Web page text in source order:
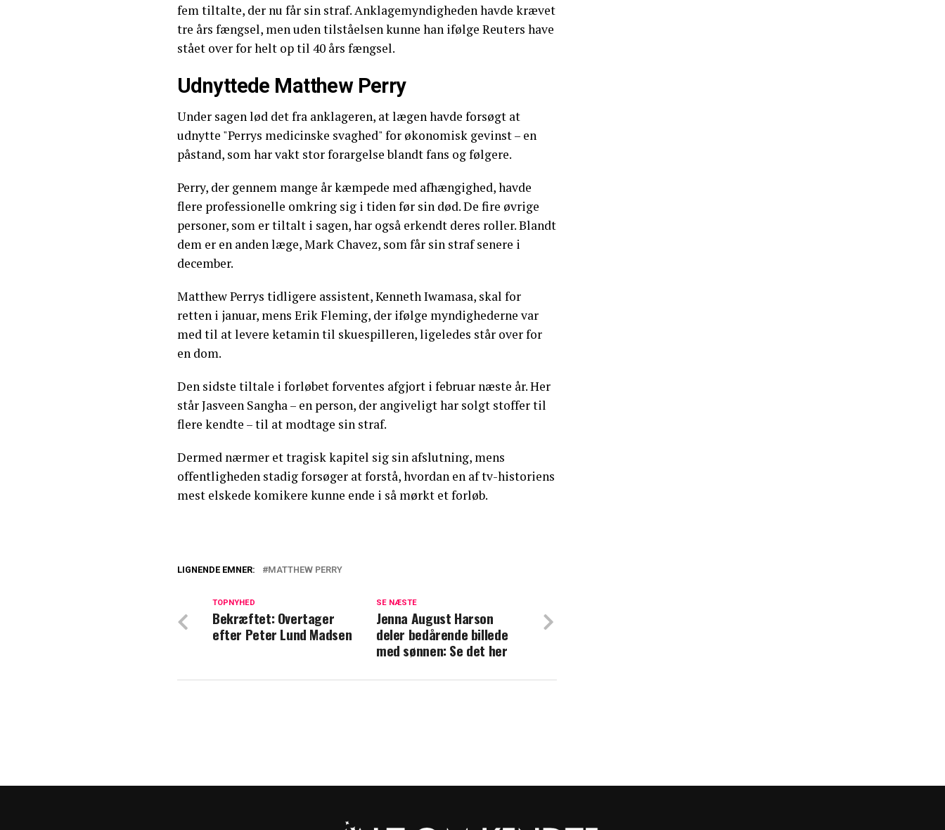
fem tiltalte, der nu får sin straf. Anklagemyndigheden havde krævet
tre års fængsel, men uden tilståelsen kunne han ifølge Reuters have
stået over for helt op til 40 års fængsel.
Udnyttede Matthew Perry
Under sagen lød det fra anklageren, at lægen havde forsøgt at
udnytte "Perrys medicinske svaghed" for økonomisk gevinst – en
påstand, som har vakt stor forargelse blandt fans og følgere.
Perry, der gennem mange år kæmpede med afhængighed, havde
flere professionelle omkring sig i tiden før sin død. De fire øvrige
personer, som er tiltalt i sagen, har også erkendt deres roller. Blandt
dem er en anden læge, Mark Chavez, som får sin straf senere i
december.
Matthew Perrys tidligere assistent, Kenneth Iwamasa, skal for
retten i januar, mens Erik Fleming, der ifølge myndighederne var
med til at levere ketamin til skuespilleren, ligeledes står over for
en dom.
Den sidste tiltale i forløbet forventes afgjort i februar næste år. Her
står Jasveen Sangha – en person, der angiveligt har solgt stoffer til
flere kendte – til at modtage sin straf.
Dermed nærmer et tragisk kapitel sig sin afslutning, mens
offentligheden stadig forsøger at forstå, hvordan en af tv-historiens
mest elskede komikere kunne ende i så mørkt et forløb.
afsløret
Hollywood i chok: Nye oplysninger om Matthew Perrys
LIGNENDE EMNER: MATTHEW PERRY
SE NÆSTE
Jenna August Harson
deler bedårende billede
med sønnen: Se det her
TOPNYHED
Bekræftet: Overtager
efter Peter Lund Madsen